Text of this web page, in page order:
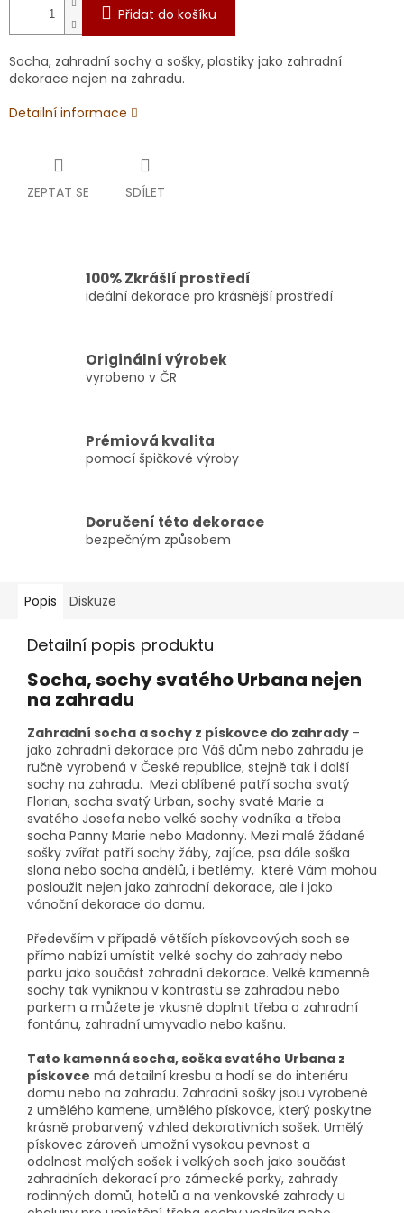
Přidat do košíku
Socha, zahradní sochy a sošky, plastiky jako zahradní
dekorace nejen na zahradu.
Detailní informace
ZEPTAT SE SDÍLET
100% Zkrášlí prostředí
ideální dekorace pro krásnější prostředí
Originální výrobek
vyrobeno v ČR
Prémiová kvalita
pomocí špičkové výroby
Doručení této dekorace
bezpečným způsobem
Popis Diskuze
Detailní popis produktu
Socha, sochy svatého Urbana nejen
na zahradu
Zahradní socha a sochy z pískovce do zahrady -
jako zahradní dekorace pro Váš dům nebo zahradu je
ručně vyrobená v České republice, stejně tak i další
sochy na zahradu. Mezi oblíbené patří socha svatý
Florian, socha svatý Urban, sochy svaté Marie a
svatého Josefa nebo velké sochy vodníka a třeba
socha Panny Marie nebo Madonny. Mezi malé žádané
sošky zvířat patří sochy žáby, zajíce, psa dále soška
slona nebo socha andělů, i betlémy, které Vám mohou
posloužit nejen jako zahradní dekorace, ale i jako
vánoční dekorace do domu.
Především v případě větších pískovcových soch se
přímo nabízí umístit velké sochy do zahrady nebo
parku jako součást zahradní dekorace. Velké kamenné
sochy tak vyniknou v kontrastu se zahradou nebo
parkem a můžete je vkusně doplnit třeba o zahradní
fontánu, zahradní umyvadlo nebo kašnu.
Tato kamenná socha, soška svatého Urbana z
pískovce má detailní kresbu a hodí se do interiéru
domu nebo na zahradu. Zahradní sošky jsou vyrobené
z umělého kamene, umělého pískovce, který poskytne
krásně probarvený vzhled dekorativních sošek. Umělý
pískovec zároveň umožní vysokou pevnost a
odolnost malých sošek i velkých soch jako součást
zahradních dekorací pro zámecké parky, zahrady
rodinných domů, hotelů a na venkovské zahrady u